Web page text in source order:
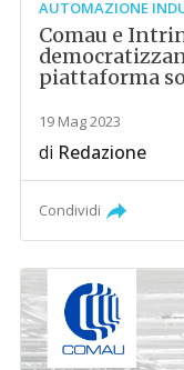
AUTOMAZIONE
Comau e
piattaforma
19 Mag 2023
di Redazione
Condividi